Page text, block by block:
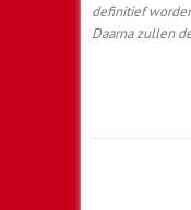
definitief
Daarna zullen